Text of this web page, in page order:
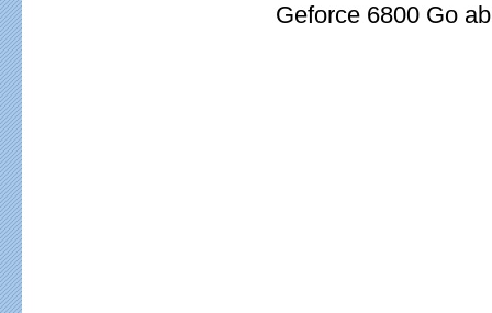
Geforce 6800 Go